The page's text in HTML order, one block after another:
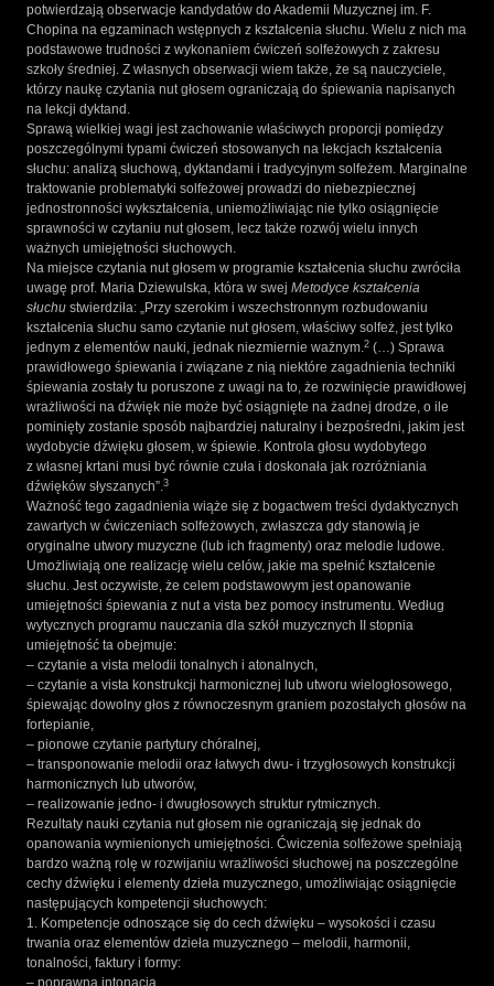
potwierdzają obserwacje kandydatów do Akademii Muzycznej im. F.
Chopina na egzaminach wstępnych z kształcenia słuchu. Wielu z nich ma
podstawowe trudności z wykonaniem ćwiczeń solfeżowych z zakresu
szkoły średniej. Z własnych obserwacji wiem także, że są nauczyciele,
którzy naukę czytania nut głosem ograniczają do śpiewania napisanych
na lekcji dyktand.
Sprawą wielkiej wagi jest zachowanie właściwych proporcji pomiędzy
poszczególnymi typami ćwiczeń stosowanych na lekcjach kształcenia
słuchu: analizą słuchową, dyktandami i tradycyjnym solfeżem. Marginalne
traktowanie problematyki solfeżowej prowadzi do niebezpiecznej
jednostronności wykształcenia, uniemożliwiając nie tylko osiągnięcie
sprawności w czytaniu nut głosem, lecz także rozwój wielu innych
ważnych umiejętności słuchowych.
Na miejsce czytania nut głosem w programie kształcenia słuchu zwróciła
uwagę prof. Maria Dziewulska, która w swej Metodyce kształcenia
słuchu stwierdziła: „Przy szerokim i wszechstronnym rozbudowaniu
kształcenia słuchu samo czytanie nut głosem, właściwy solfeż, jest tylko
jednym z elementów nauki, jednak niezmiernie ważnym.2 (…) Sprawa
prawidłowego śpiewania i związane z nią niektóre zagadnienia techniki
śpiewania zostały tu poruszone z uwagi na to, że rozwinięcie prawidłowej
wrażliwości na dźwięk nie może być osiągnięte na żadnej drodze, o ile
pominięty zostanie sposób najbardziej naturalny i bezpośredni, jakim jest
wydobycie dźwięku głosem, w śpiewie. Kontrola głosu wydobytego
z własnej krtani musi być równie czuła i doskonała jak rozróżniania
dźwięków słyszanych”.3
Ważność tego zagadnienia wiąże się z bogactwem treści dydaktycznych
zawartych w ćwiczeniach solfeżowych, zwłaszcza gdy stanowią je
oryginalne utwory muzyczne (lub ich fragmenty) oraz melodie ludowe.
Umożliwiają one realizację wielu celów, jakie ma spełnić kształcenie
słuchu. Jest oczywiste, że celem podstawowym jest opanowanie
umiejętności śpiewania z nut a vista bez pomocy instrumentu. Według
wytycznych programu nauczania dla szkół muzycznych II stopnia
umiejętność ta obejmuje:
– czytanie a vista melodii tonalnych i atonalnych,
– czytanie a vista konstrukcji harmonicznej lub utworu wielogłosowego,
śpiewając dowolny głos z równoczesnym graniem pozostałych głosów na
fortepianie,
– pionowe czytanie partytury chóralnej,
– transponowanie melodii oraz łatwych dwu- i trzygłosowych konstrukcji
harmonicznych lub utworów,
– realizowanie jedno- i dwugłosowych struktur rytmicznych.
Rezultaty nauki czytania nut głosem nie ograniczają się jednak do
opanowania wymienionych umiejętności. Ćwiczenia solfeżowe spełniają
bardzo ważną rolę w rozwijaniu wrażliwości słuchowej na poszczególne
cechy dźwięku i elementy dzieła muzycznego, umożliwiając osiągnięcie
następujących kompetencji słuchowych:
1. Kompetencje odnoszące się do cech dźwięku – wysokości i czasu
trwania oraz elementów dzieła muzycznego – melodii, harmonii,
tonalności, faktury i formy:
– poprawna intonacja,